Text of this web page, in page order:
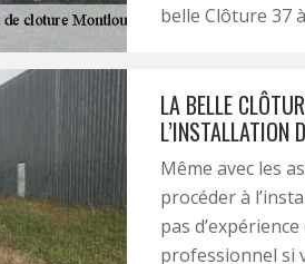
belle Clôture 37
LA BELLE
L’INSTALLATION
Même avec les
procéder à
pas
professionnel si